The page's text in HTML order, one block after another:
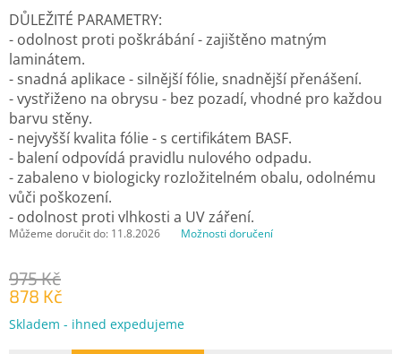
975 Kč
878 Kč
Měrná
Skladem - ihned expedujeme
Můžeme doručit do: 11.8.2026 Možnosti doručení
DŮLEŽITÉ PARAMETRY:
- odolnost proti poškrábání - zajištěno matným
laminátem.
- snadná aplikace - silnější fólie, snadnější přenášení.
- vystřiženo na obrysu - bez pozadí, vhodné pro každou
barvu stěny.
- nejvyšší kvalita fólie - s certifikátem BASF.
- balení odpovídá pravidlu nulového odpadu.
- zabaleno v biologicky rozložitelném obalu, odolnému
vůči poškození.
- odolnost proti vlhkosti a UV záření.